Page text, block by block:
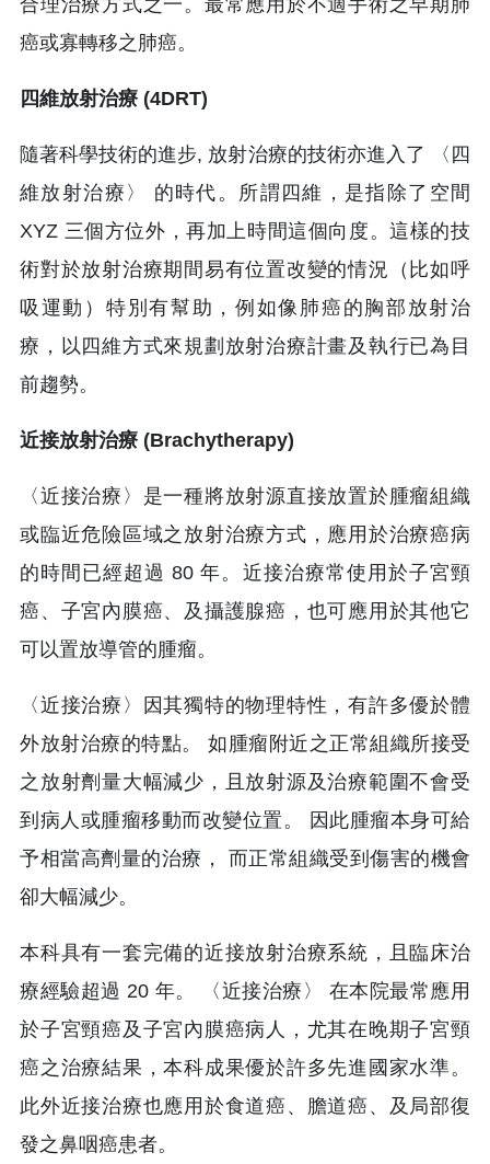
合理治療方式之一。最常應用於不適手術之早期肺
癌或寡轉移之肺癌。
四維放射治療 (4DRT)
隨著科學技術的進步, 放射治療的技術亦進入了 〈四
維放射治療〉 的時代。所謂四維，是指除了空間
XYZ 三個方位外，再加上時間這個向度。這樣的技
術對於放射治療期間易有位置改變的情況（比如呼
吸運動）特別有幫助，例如像肺癌的胸部放射治
療，以四維方式來規劃放射治療計畫及執行已為目
前趨勢。
近接放射治療 (Brachytherapy)
〈近接治療〉是一種將放射源直接放置於腫瘤組織
或臨近危險區域之放射治療方式，應用於治療癌病
的時間已經超過 80 年。近接治療常使用於子宮頸
癌、子宮內膜癌、及攝護腺癌，也可應用於其他它
可以置放導管的腫瘤。
〈近接治療〉因其獨特的物理特性，有許多優於體
外放射治療的特點。 如腫瘤附近之正常組織所接受
之放射劑量大幅減少，且放射源及治療範圍不會受
到病人或腫瘤移動而改變位置。 因此腫瘤本身可給
予相當高劑量的治療， 而正常組織受到傷害的機會
卻大幅減少。
本科具有一套完備的近接放射治療系統，且臨床治
療經驗超過 20 年。 〈近接治療〉 在本院最常應用
於子宮頸癌及子宮內膜癌病人，尤其在晚期子宮頸
癌之治療結果，本科成果優於許多先進國家水準。
此外近接治療也應用於食道癌、膽道癌、及局部復
發之鼻咽癌患者。